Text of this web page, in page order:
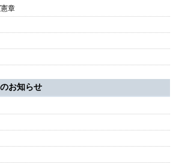
章
お知らせ